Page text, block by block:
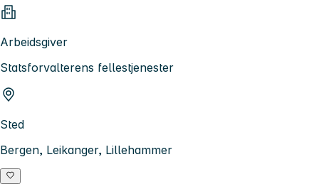
Arbeidsgiver
Statsforvalterens fellestjenester
Sted
Bergen, Leikanger, Lillehammer